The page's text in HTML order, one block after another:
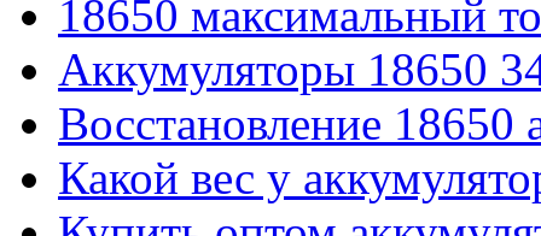
18650 максимальный
Аккумуляторы 18650
Восстановление 18650
Какой вес у